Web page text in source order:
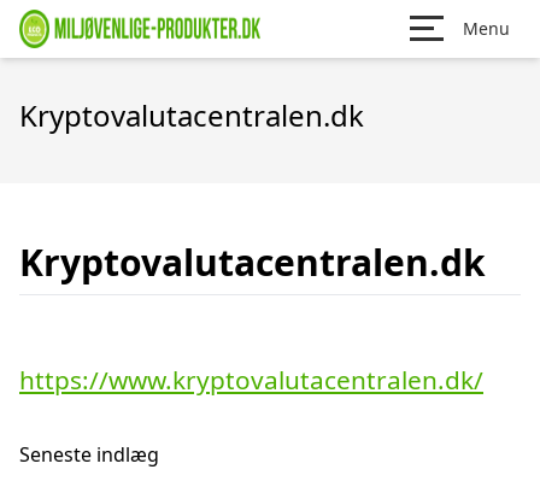
Menu
Kryptovalutacentralen.dk
Kryptovalutacentralen.dk
https://www.kryptovalutacentralen.dk/
Seneste indlæg